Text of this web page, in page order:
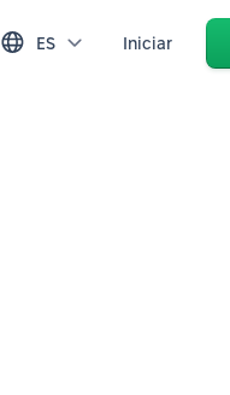
ES Iniciar